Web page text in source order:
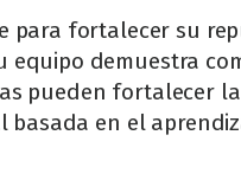
para fortalecer su
equipo demuestra
pueden fortalecer
en el